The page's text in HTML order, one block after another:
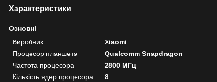
Характеристики
Основні
Виробник
Xiaomi
Процесор планшета
Qualcomm Snapdragon
Частота процесора
2800 МГц
Кількість ядер процесора
8